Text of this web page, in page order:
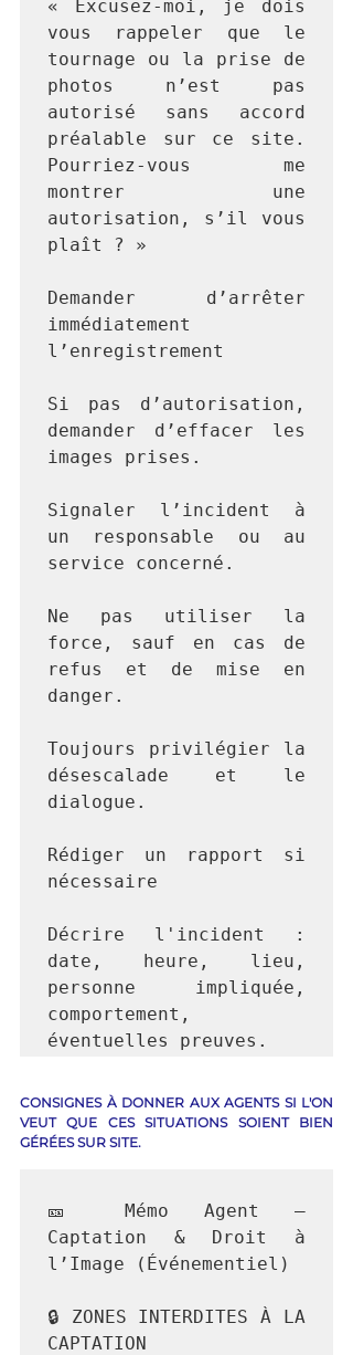
« Excusez-moi, je dois
vous rappeler que le
tournage ou la prise de
photos n’est pas
autorisé sans accord
préalable sur ce site.
Pourriez-vous me
montrer une
autorisation, s’il vous
plaît ? »
Demander d’arrêter
immédiatement
l’enregistrement
Si pas d’autorisation,
demander d’effacer les
images prises.
Signaler l’incident à
un responsable ou au
service concerné.
Ne pas utiliser la
force, sauf en cas de
refus et de mise en
danger.
Toujours privilégier la
désescalade et le
dialogue.
Rédiger un rapport si
nécessaire
Décrire l'incident :
date, heure, lieu,
personne impliquée,
comportement,
CONSIGNES À DONNER AUX AGENTS SI L'ON
VEUT QUE CES SITUATIONS SOIENT BIEN
GÉRÉES SUR SITE.
🎫 Mémo Agent –
Captation & Droit à
l’Image (Événementiel)
🔒 ZONES INTERDITES À LA
CAPTATION